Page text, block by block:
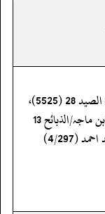
«صحیح البخاری/المغازي 38 (4226)، الصید 28 (5525)،
صحیح مسلم/الصید 5 (1938)، سنن ابن ماجہ/الذبائح 13
(3194)، (تحفة الأشراف: 1770)، مسند احمد (4/297)